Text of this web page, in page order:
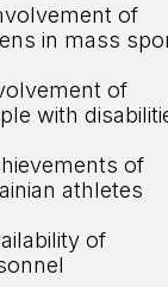
of
in mass
of
with
of
athletes
of